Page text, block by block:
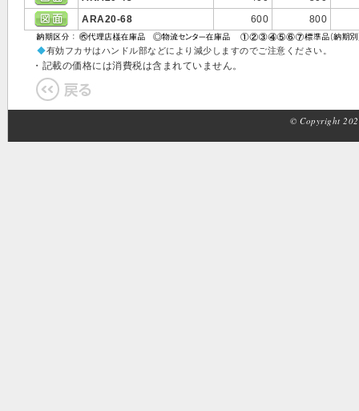
ARA20-68
600 800
◆有効フカサはハンドル部などにより減少しますのでご注意ください。
・記載の価格には消費税は含まれていません。
© Copyright